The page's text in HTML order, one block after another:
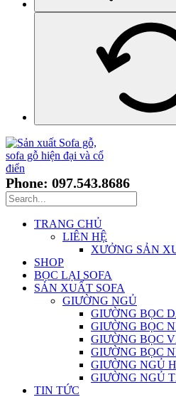
Phone: 097.543.8686
TRANG CHỦ
LIÊN HỆ
XƯỞNG SẢN
SHOP
BỌC LẠI SOFA
SẢN XUẤT SOFA
GIƯỜNG NGỦ
GIƯỜNG BỌC
GIƯỜNG BỌC
GIƯỜNG BỌC
GIƯỜNG BỌC
GIƯỜNG NGỦ
GIƯỜNG NGỦ
TIN TỨC